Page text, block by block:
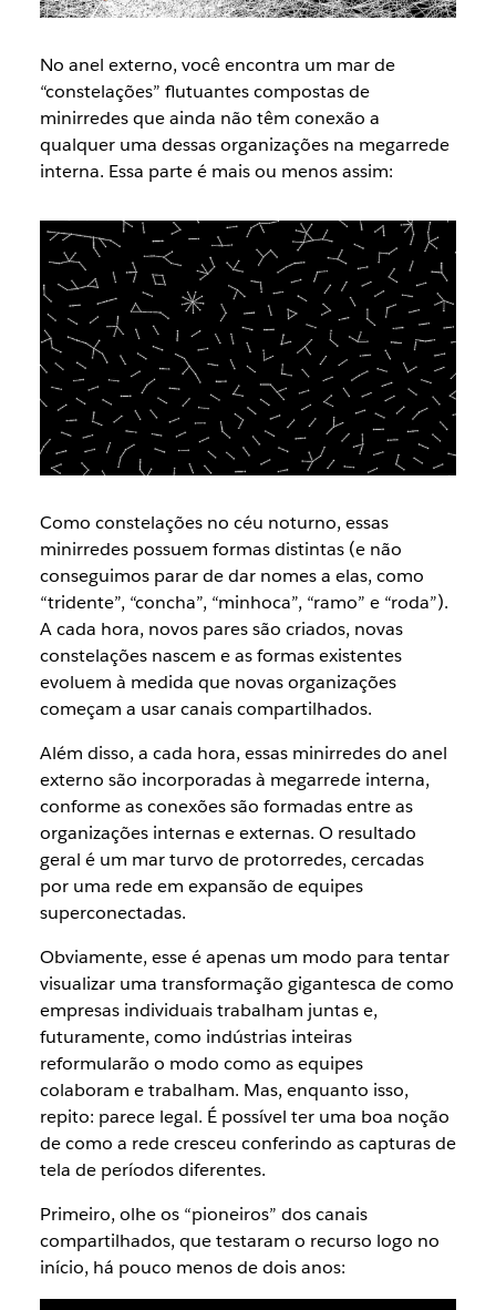
No anel externo, você encontra um mar de
“constelações” flutuantes compostas de
minirredes que ainda não têm conexão a
qualquer uma dessas organizações na megarrede
interna. Essa parte é mais ou menos assim:
Como constelações no céu noturno, essas
minirredes possuem formas distintas (e não
conseguimos parar de dar nomes a elas, como
“tridente”, “concha”, “minhoca”, “ramo” e “roda”).
A cada hora, novos pares são criados, novas
constelações nascem e as formas existentes
evoluem à medida que novas organizações
começam a usar canais compartilhados.
Além disso, a cada hora, essas minirredes do anel
externo são incorporadas à megarrede interna,
conforme as conexões são formadas entre as
organizações internas e externas. O resultado
geral é um mar turvo de protorredes, cercadas
por uma rede em expansão de equipes
superconectadas.
Obviamente, esse é apenas um modo para tentar
visualizar uma transformação gigantesca de como
empresas individuais trabalham juntas e,
futuramente, como indústrias inteiras
reformularão o modo como as equipes
colaboram e trabalham. Mas, enquanto isso,
repito: parece legal. É possível ter uma boa noção
de como a rede cresceu conferindo as capturas de
tela de períodos diferentes.
Primeiro, olhe os “pioneiros” dos canais
compartilhados, que testaram o recurso logo no
início, há pouco menos de dois anos: